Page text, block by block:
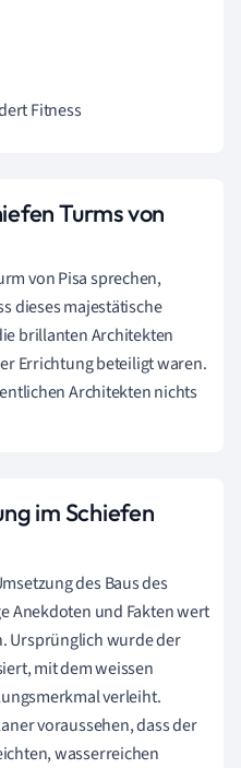
Fitness
Turms von
von Pisa sprechen,
dieses majestätische
brillanten Architekten
Errichtung beteiligt waren.
Architekten nichts
im Schiefen
des Baus des
Anekdoten und Fakten wert
Ursprünglich wurde der
mit dem weissen
verleiht.
voraussehen, dass der
wasserreichen